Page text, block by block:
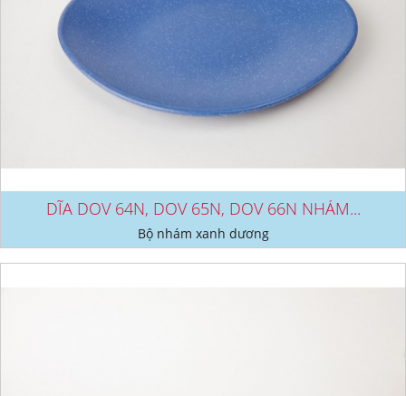
DĨA DOV 64N, DOV 65N, DOV 66N NHÁM...
Bộ nhám xanh dương